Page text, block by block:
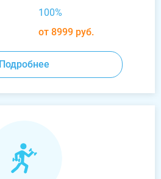
100%
от 8999 руб.
Подробнее